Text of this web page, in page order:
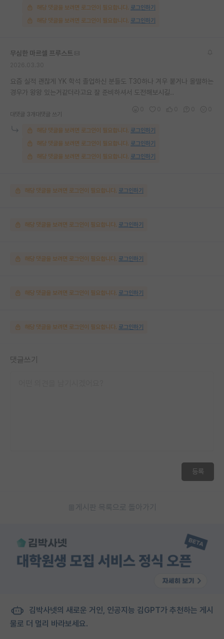
해당 댓글을 보려면 로그인이 필요합니다. 로그인하기
해당 댓글을 보려면 로그인이 필요합니다. 로그인하기
무심한 마르셀 프루스트
요즘 실적 괜찮게 YK 학석 졸업하신 분들도 T30하나 겨우 붙거나 올떨하는
경우가 왕왕 있는거같더라고요 잘 준비하셔서 도전해보시길..
대댓글 3개 대댓글 쓰기
해당 댓글을 보려면 로그인이 필요합니다. 로그인하기
해당 댓글을 보려면 로그인이 필요합니다. 로그인하기
해당 댓글을 보려면 로그인이 필요합니다. 로그인하기
해당 댓글을 보려면 로그인이 필요합니다. 로그인하기
해당 댓글을 보려면 로그인이 필요합니다. 로그인하기
해당 댓글을 보려면 로그인이 필요합니다. 로그인하기
해당 댓글을 보려면 로그인이 필요합니다. 로그인하기
해당 댓글을 보려면 로그인이 필요합니다. 로그인하기
댓글쓰기
등록
게시판 목록으로 돌아가기
김박사넷의 새로운 거인, 인공지능 김GPT가 추천하는 게시
물로 더 멀리 바라보세요.